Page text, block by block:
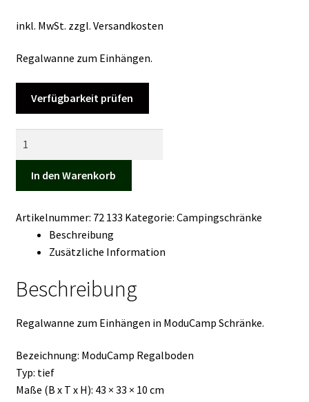
Mein Konto
Warenkorb
inkl. MwSt. zzgl. Versandkosten
Regalwanne zum Einhängen.
Verfügbarkeit prüfen
Menge
In den Warenkorb
Artikelnummer: 72 133 Kategorie: Campingschränke
Beschreibung
Zusätzliche Information
Beschreibung
Regalwanne zum Einhängen in ModuCamp Schränke.
Bezeichnung: ModuCamp Regalboden
Typ: tief
Maße (B x T x H): 43 × 33 × 10 cm